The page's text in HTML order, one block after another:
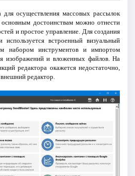
осуществления массовых рассылок
достоинствам можно отнести
и простое управление. Для создания
используется встроенный визуальный
набором инструментов и импортом
изображений и вложенных файлов. На
редактора окажется недостаточно,
редактор.